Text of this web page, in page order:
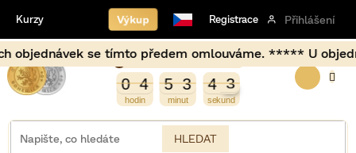
obsah
se tímto předem omlouváme. ***** U
Výkup Registrace Přihlášení
Kurzy
Burza opět otevírá za
0
0 4
4 5
5 3
3 4
4 3
4
3
HLEDAT